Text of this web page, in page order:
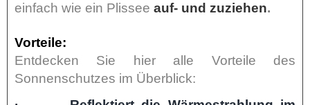
einfach wie ein Plissee auf- und zuziehen.
Vorteile:
Entdecken Sie hier alle Vorteile des
Sonnenschutzes im Überblick: